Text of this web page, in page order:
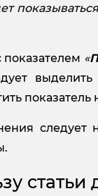
«
следует
статьи